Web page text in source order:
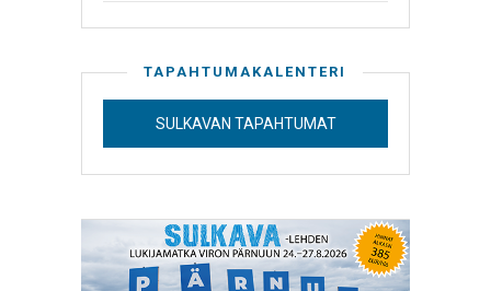
TAPAHTUMAKALENTERI
SULKAVAN TAPAHTUMAT